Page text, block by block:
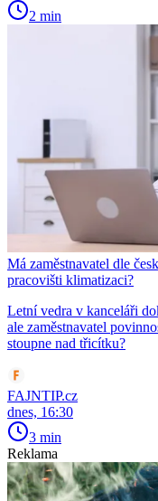
2 min
Má zaměstnavatel dle
pracovišti klimatizaci?
Letní vedra v kanceláři
ale zaměstnavatel
stoupne nad třicítku?
FAJNTIP.cz
dnes, 16:30
3 min
Reklama